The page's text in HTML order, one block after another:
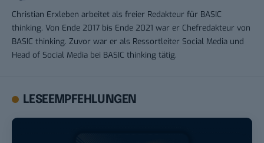
Christian Erxleben arbeitet als freier Redakteur für BASIC
thinking. Von Ende 2017 bis Ende 2021 war er Chefredakteur von
BASIC thinking. Zuvor war er als Ressortleiter Social Media und
Head of Social Media bei BASIC thinking tätig.
LESEEMPFEHLUNGEN